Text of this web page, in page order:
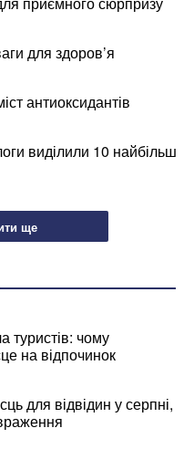
для здоров’я
антиоксидантів
виділили 10 найбільш
ще
туристів: чому
на відпочинок
для відвідин у серпні,